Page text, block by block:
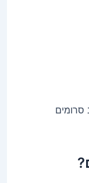
סרומים